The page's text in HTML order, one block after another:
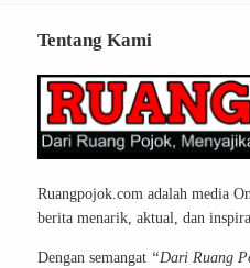
Tentang Kami
Ruangpojok.com adalah media
berita menarik, aktual, dan
Dengan semangat “Dari Ruang